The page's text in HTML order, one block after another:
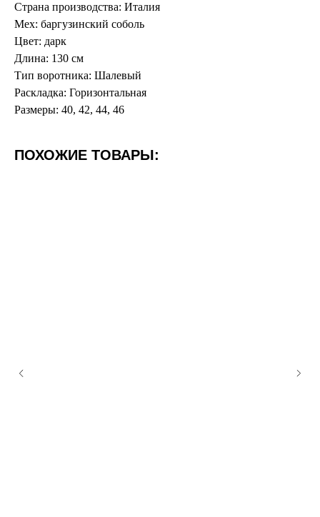
Страна производства: Италия
Мех: баргузинский соболь
Цвет: дарк
Длина: 130 см
Тип воротника: Шалевый
Раскладка: Горизонтальная
Размеры: 40, 42, 44, 46
ПОХОЖИЕ ТОВАРЫ: